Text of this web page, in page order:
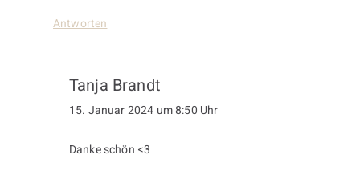
Antworten
Tanja Brandt
15. Januar 2024 um 8:50 Uhr
Danke schön <3